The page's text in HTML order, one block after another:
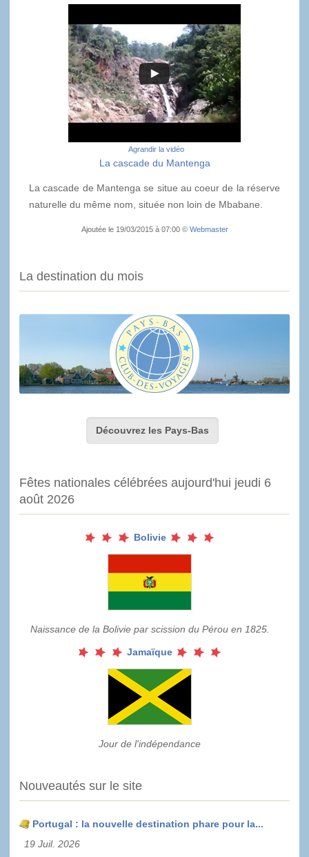
Agrandir la vidéo
La cascade du Mantenga
La cascade de Mantenga se situe au coeur de la réserve
naturelle du même nom, située non loin de Mbabane.
Ajoutée le 19/03/2015 à 07:00 © Webmaster
La destination du mois
Découvrez les Pays-Bas
Fêtes nationales célébrées aujourd'hui jeudi 6
août 2026
Bolivie
Naissance de la Bolivie par scission du Pérou en 1825.
Jamaïque
Jour de l'indépendance
Nouveautés sur le site
Portugal : la nouvelle destination phare pour la...
19 Juil. 2026